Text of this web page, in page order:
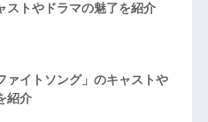
ストやドラマの魅了を紹介
ァイトソング」のキャストや
紹介